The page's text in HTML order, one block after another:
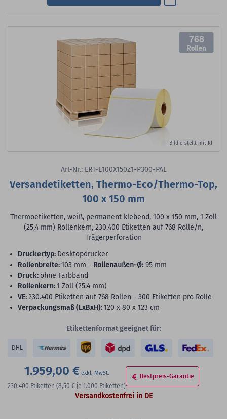
768
Bild erstellt mit KI
Art-Nr.: ERT-E100X150Z1-P300-PAL
Versandetiketten, Thermo-Eco/Thermo-Top,
100 x 150 mm
Thermoetiketten, weiß, permanent klebend, 100 x 150 mm, 1 Zoll
(25,4 mm) Rollenkern, 230.400 Etiketten auf 768 Rolle/n,
Trägerperforation
Druckertyp: Desktopdrucker
Rollenbreite:103 mm - Rollenaußen-Ø: 95 mm
Druck: ohne Farbband
Rollenkern:1 Zoll (25,4 mm)
VE:230.400 Etiketten auf 768 Rollen - 300 Etiketten pro Rolle
Verpackungsmaß (LxBxH):120 x 80 x 123 cm
Etikettenformat geeignet für:
DHL
1.959,00 €
230.400 Etiketten (8,50 € je 1.000 Etiketten)
Bestpreis-Garantie
Versandkostenfrei in DE